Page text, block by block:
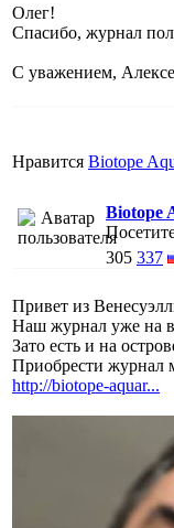
Олег!
Спасибо, журнал
С уважением,
Нравится Biotope
Biotope
305 337
Привет из
Наш журнал уже на
Зато есть и на
Приобрести журнал
http://biotope-aquar...